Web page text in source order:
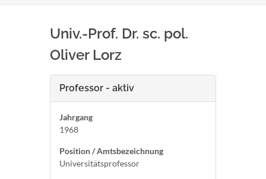
Univ.-Prof. Dr. sc. pol.
Oliver Lorz
Professor - aktiv
Jahrgang
1968
Position / Amtsbezeichnung
Universitätsprofessor